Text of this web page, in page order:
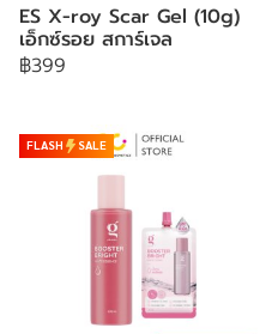
ES X-roy Scar Gel (10g)
เอ็กซ์รอย สการ์เจล
฿399
FLASH SALE